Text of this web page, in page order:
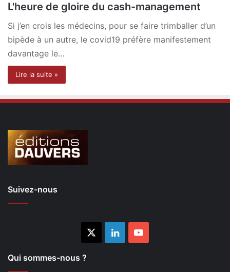
L'heure de gloire du cash-management
Si j’en crois les médecins, pour se faire trimballer d’un
bipède à un autre, le covid19 préfère manifestement
davantage le…
Lire la suite »
Suivez-nous
LinkedinYouTube
Qui sommes-nous ?